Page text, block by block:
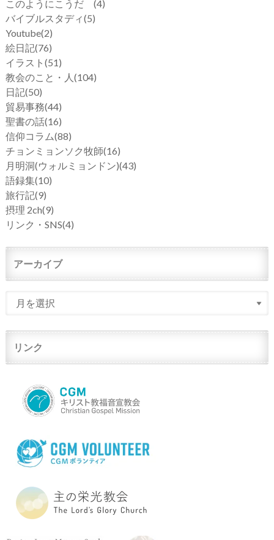
このようにこうだ (4)
バイブルスタディ(5)
Youtube(2)
絵日記(76)
イラスト (51)
教会のこと・人 (104)
日記(50)
貿易事務(44)
聖書の話(16)
信仰コラム(88)
チョンミョンソク牧師(16)
月明洞(ウォルミョンドン)(43)
語録集(10)
旅行記(9)
摂理 2ch(9)
リンク・SNS(4)
アーカイブ
リンク